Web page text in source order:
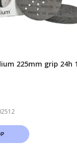
225mm grip 24h